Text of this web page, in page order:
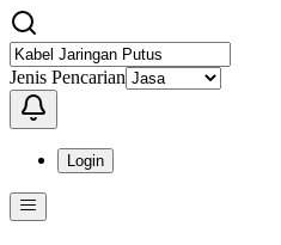
Jenis Pencarian
Login